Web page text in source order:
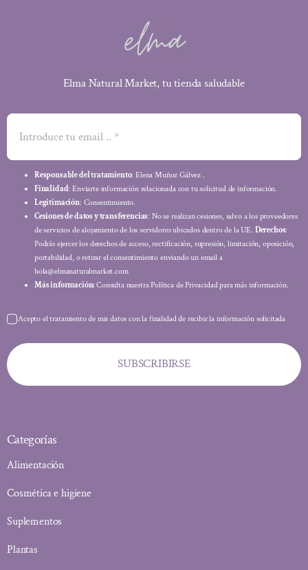
Elma Natural Market, tu tienda saludable
Responsable del tratamiento: Elena Muñoz Gálvez .
Finalidad: Enviarte información relacionada con tu solicitud de información.
Legitimación: Consentimiento.
Cesiones de datos y transferencias: No se realizan cesiones, salvo a los proveedores
de servicios de alojamiento de los servidores ubicados dentro de la UE. Derechos:
Podrás ejercer los derechos de acceso, rectificación, supresión, limitación, oposición,
portabilidad, o retirar el consentimiento enviando un email a
hola@elmanaturalmarket.com
Más información: Consulta nuestra Política de Privacidad para más información.
Acepto el tratamiento de mis datos con la finalidad de recibir la información solicitada
SUBSCRIBIRSE
Categorías
Alimentación
Cosmética e higiene
Suplementos
Plantas